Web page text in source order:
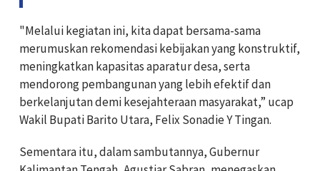
‎"Melalui kegiatan ini, kita dapat bersama-sama
merumuskan rekomendasi kebijakan yang konstruktif,
meningkatkan kapasitas aparatur desa, serta
mendorong pembangunan yang lebih efektif dan
berkelanjutan demi kesejahteraan masyarakat,” ucap
Wakil Bupati Barito Utara, Felix Sonadie Y Tingan.
‎Sementara itu, dalam sambutannya, Gubernur